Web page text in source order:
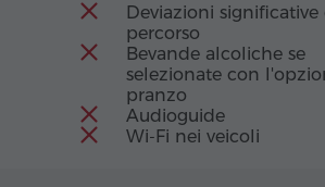
Deviazioni significative
percorso
Bevande alcoliche se
selezionate con
pranzo
Audioguide
Wi-Fi nei veicoli